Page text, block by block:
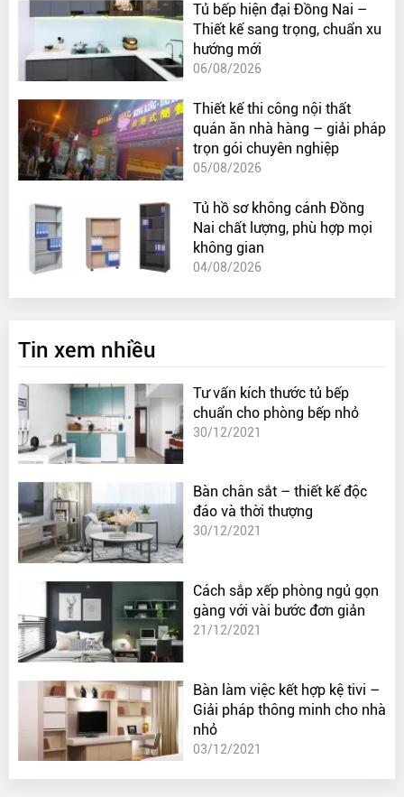
Tủ bếp hiện đại Đồng Nai –
Thiết kế sang trọng, chuẩn xu
hướng mới
06/08/2026
Thiết kế thi công nội thất
quán ăn nhà hàng – giải pháp
trọn gói chuyên nghiệp
05/08/2026
Tủ hồ sơ không cánh Đồng
Nai chất lượng, phù hợp mọi
không gian
04/08/2026
Tin xem nhiều
Tư vấn kích thước tủ bếp
chuẩn cho phòng bếp nhỏ
30/12/2021
Bàn chân sắt – thiết kế độc
đáo và thời thượng
30/12/2021
Cách sắp xếp phòng ngủ gọn
gàng với vài bước đơn giản
21/12/2021
Bàn làm việc kết hợp kệ tivi –
Giải pháp thông minh cho nhà
nhỏ
03/12/2021